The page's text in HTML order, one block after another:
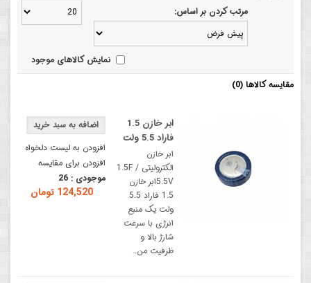
مرتب کردن بر اساس:
نمایش کالاهای موجود
مقایسه کالاها (0)
افزودن به لیست دلخواه
افزودن برای مقایسه
موجودی : 26
124,520 تومان
ابر خازن 1.5
فاراد 5.5 ولت
ابر خازن
الکترولیتی 1.5F /
5.5Vابر خازن
1.5 فاراد 5.5
ولت یک منبع
انرژی با سرعت
شارژ بالا و
ظرفیت من..